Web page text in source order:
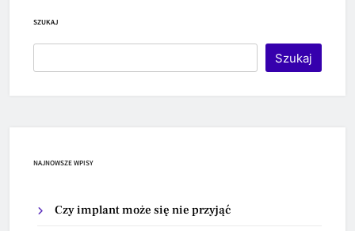
SZUKAJ
Szukaj
NAJNOWSZE WPISY
Czy implant może się nie przyjąć